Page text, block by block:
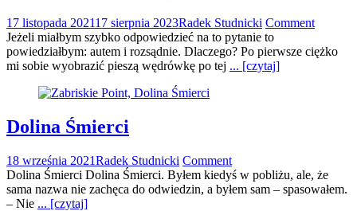
17 listopada 202117 sierpnia 2023Radek Studnicki Comment
Jeżeli miałbym szybko odpowiedzieć na to pytanie to
powiedziałbym: autem i rozsądnie. Dlaczego? Po pierwsze ciężko
mi sobie wyobrazić pieszą wędrówkę po tej ... [czytaj]
Dolina Śmierci
18 września 2021Radek Studnicki Comment
Dolina Śmierci Dolina Śmierci. Byłem kiedyś w pobliżu, ale, że
sama nazwa nie zachęca do odwiedzin, a byłem sam – spasowałem.
– Nie ... [czytaj]